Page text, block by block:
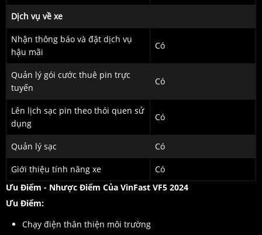
Dịch vụ về xe
Nhận thông báo và đặt dịch vụ
hậu mãi
Có
Quản lý gói cước thuê pin trực
tuyến
Có
Lên lịch sạc pin theo thói quen sử
dụng
Có
Quản lý sạc Có
Giới thiệu tính năng xe
Có
Ưu Điểm - Nhược Điểm Của VinFast VF5 2024
Ưu Điểm:
Chạy điện thân thiện môi trường